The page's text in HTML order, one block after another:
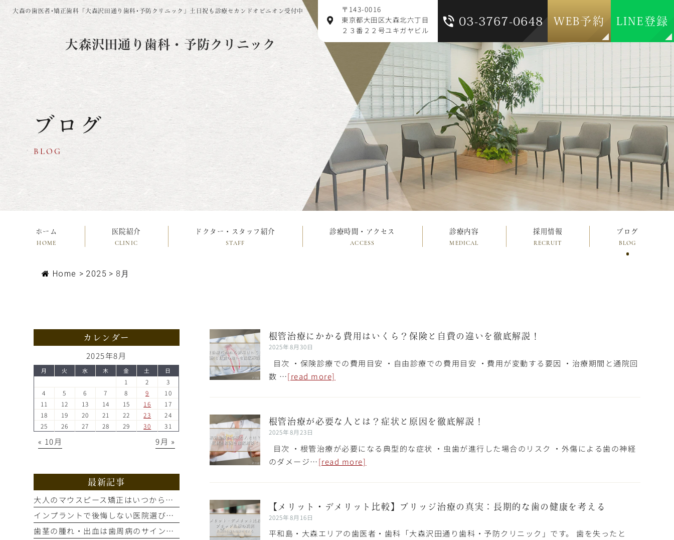
大森の歯医者･矯正歯科「大森沢田通り歯科･予防クリニック」 土日祝も診療セカンドオピニオン受付中
大森沢田通り歯科・予防クリニック
〒143-0016
東京都大田区大森北六丁目
２３番２２号ユキガヤビル
03-3767-0648 WEB予約 LINE登録
ブログ
BLOG
ホーム
HOME
医院紹介
CLINIC
ドクター・スタッフ紹介
STAFF
診療時間・アクセス
ACCESS
診療内容
MEDICAL
採用情報
RECRUIT
ブログ
BLOG
Home > 2025 > 8月
根管治療にかかる費用はいくら？保険と自費の違いを徹底解説！
2025年8月30日
目次 ・保険診療での費用目安 ・自由診療での費用目安 ・費用が変動する要因 ・治療期間と通院回
数 …[read more]
根管治療が必要な人とは？症状と原因を徹底解説！
2025年8月23日
目次 ・根管治療が必要になる典型的な症状 ・虫歯が進行した場合のリスク ・外傷による歯の神経
のダメージ…[read more]
【メリット・デメリット比較】ブリッジ治療の真実：長期的な歯の健康を考える
2025年8月16日
平和島・大森エリアの歯医者・歯科「大森沢田通り歯科・予防クリニック」です。 歯を失ったと
カレンダー
2025年8月
月 火 水 木 金 土 日
1 2
3
4
5 6 7 8 9
10
11
12 13 14 15 16
17
18
19 20 21 22 23
24
25
26 27 28 29 30 31
« 10月 9月 »
最新記事
大人のマウスピース矯正はいつから？適応歯並びと治療の流れを解説
インプラントで後悔しない医院選び｜手術前の精密検査が重要な理由
歯茎の腫れ・出血は歯周病のサイン？進行度別の症状と治療法を解説